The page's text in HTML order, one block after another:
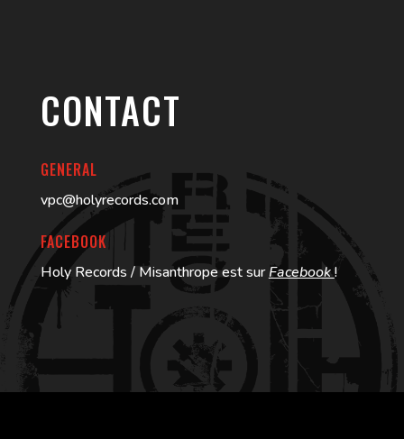
CONTACT
GENERAL
vpc@holyrecords.com
FACEBOOK
Holy Records / Misanthrope est surFacebook!